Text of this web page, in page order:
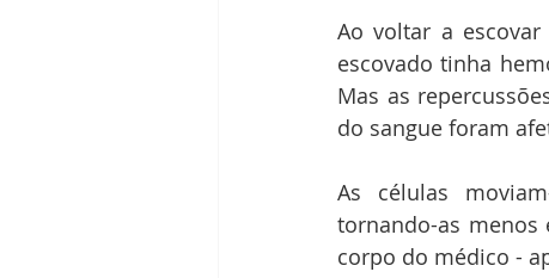
Ao voltar a
escovado tinha
Mas as
do sangue foram
As células
tornando-as menos
corpo do médico -